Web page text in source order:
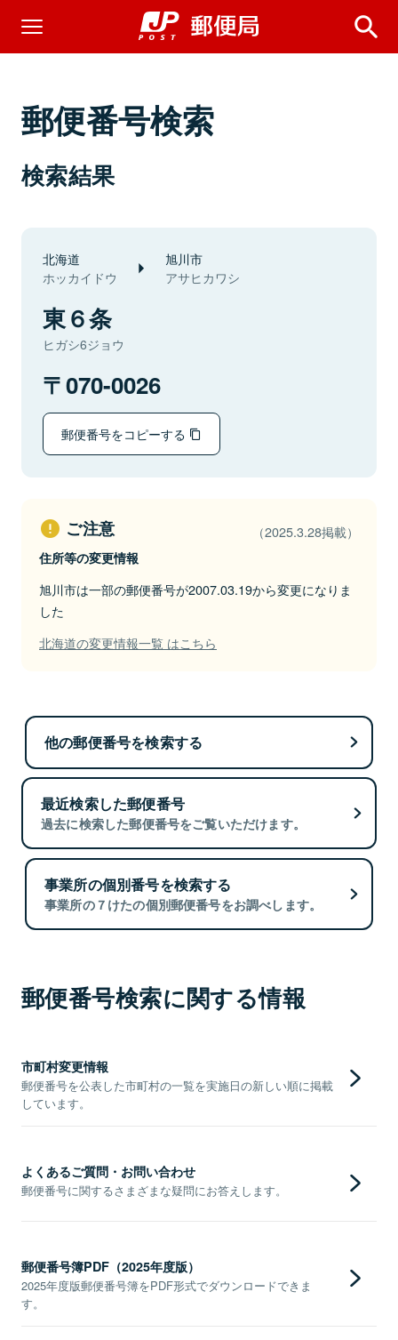
郵便番号検索
検索結果
北海道
ホッカイドウ
旭川市
アサヒカワシ
東６条
ヒガシ6ジョウ
070-0026
郵便番号をコピーする
ご注意 （2025.3.28掲載）
住所等の変更情報
旭川市は一部の郵便番号が2007.03.19から変更になりま
した
北海道の変更情報一覧 はこちら
他の郵便番号を検索する
最近検索した郵便番号
過去に検索した郵便番号をご覧いただけます。
事業所の個別番号を検索する
事業所の７けたの個別郵便番号をお調べします。
郵便番号検索に関する情報
市町村変更情報
郵便番号を公表した市町村の一覧を実施日の新しい順に掲載
しています。
よくあるご質問・お問い合わせ
郵便番号に関するさまざまな疑問にお答えします。
郵便番号簿PDF（2025年度版）
2025年度版郵便番号簿をPDF形式でダウンロードできま
す。